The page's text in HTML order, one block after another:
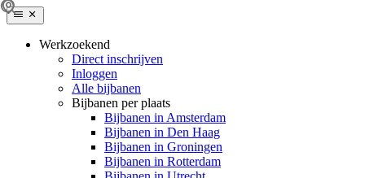
Werkzoekend
Direct inschrijven
Inloggen
Alle bijbanen
Bijbanen per plaats
Bijbanen in Amsterdam
Bijbanen in Den Haag
Bijbanen in Groningen
Bijbanen in Rotterdam